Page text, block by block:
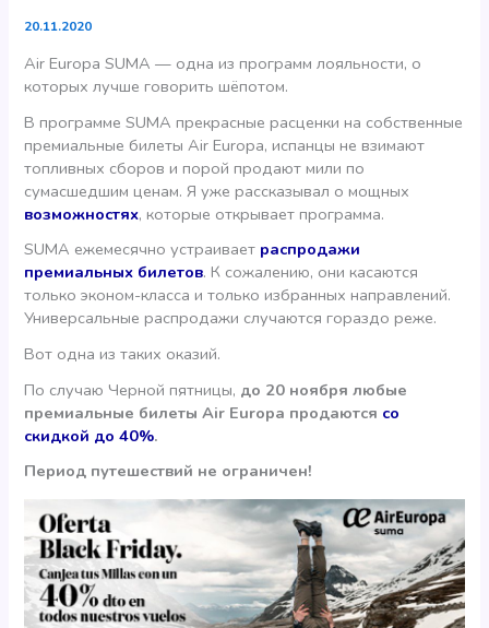
20.11.2020
Air Europa SUMA — одна из программ лояльности, о
которых лучше говорить шёпотом.
В программе SUMA прекрасные расценки на собственные
премиальные билеты Air Europa, испанцы не взимают
топливных сборов и порой продают мили по
сумасшедшим ценам. Я уже рассказывал о мощных
возможностях, которые открывает программа.
SUMA ежемесячно устраивает распродажи
премиальных билетов. К сожалению, они касаются
только эконом-класса и только избранных направлений.
Универсальные распродажи случаются гораздо реже.
Вот одна из таких оказий.
По случаю Черной пятницы, до 20 ноября любые
премиальные билеты Air Europa продаются со
скидкой до 40%.
Период путешествий не ограничен!